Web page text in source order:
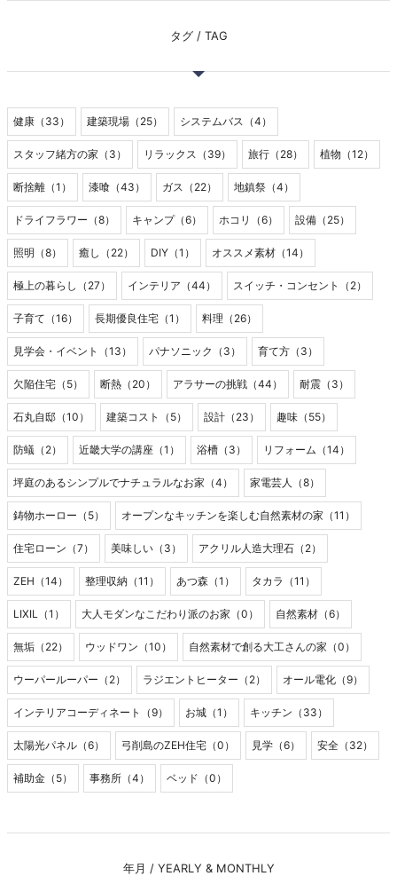
タグ / TAG
健康（33） 建築現場（25） システムバス（4）
スタッフ緒方の家（3） リラックス（39） 旅行（28） 植物（12）
断捨離（1） 漆喰（43） ガス（22） 地鎮祭（4）
ドライフラワー（8） キャンプ（6） ホコリ（6） 設備（25）
照明（8） 癒し（22） DIY（1） オススメ素材（14）
極上の暮らし（27） インテリア（44） スイッチ・コンセント（2）
子育て（16） 長期優良住宅（1） 料理（26）
見学会・イベント（13） パナソニック（3） 育て方（3）
欠陥住宅（5） 断熱（20） アラサーの挑戦（44） 耐震（3）
石丸自邸（10） 建築コスト（5） 設計（23） 趣味（55）
防蟻（2） 近畿大学の講座（1） 浴槽（3） リフォーム（14）
坪庭のあるシンプルでナチュラルなお家（4） 家電芸人（8）
鋳物ホーロー（5） オープンなキッチンを楽しむ自然素材の家（11）
住宅ローン（7） 美味しい（3） アクリル人造大理石（2）
ZEH（14） 整理収納（11） あつ森（1） タカラ（11）
LIXIL（1） 大人モダンなこだわり派のお家（0） 自然素材（6）
無垢（22） ウッドワン（10） 自然素材で創る大工さんの家（0）
ウーパールーパー（2） ラジエントヒーター（2） オール電化（9）
インテリアコーディネート（9） お城（1） キッチン（33）
太陽光パネル（6） 弓削島のZEH住宅（0） 見学（6） 安全（32）
補助金（5） 事務所（4） ベッド（0）
年月 / YEARLY & MONTHLY